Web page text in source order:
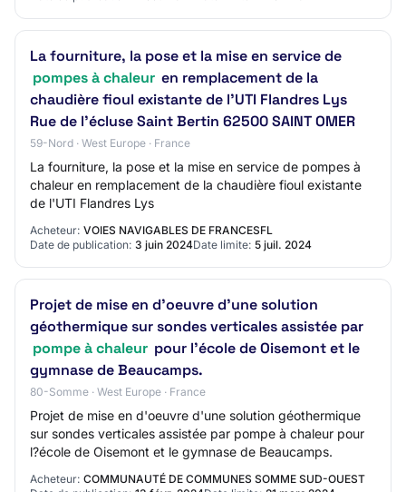
La fourniture, la pose et la mise en service de
pompes à chaleur en remplacement de la
chaudière fioul existante de l'UTI Flandres Lys
Rue de l'écluse Saint Bertin 62500 SAINT OMER
59-Nord · West Europe · France
La fourniture, la pose et la mise en service de pompes à
chaleur en remplacement de la chaudière fioul existante
de l'UTI Flandres Lys
Acheteur: VOIES NAVIGABLES DE FRANCESFL
Date de publication: 3 juin 2024Date limite: 5 juil. 2024
Projet de mise en d'oeuvre d'une solution
géothermique sur sondes verticales assistée par
pompe à chaleur pour l'école de Oisemont et le
gymnase de Beaucamps.
80-Somme · West Europe · France
Projet de mise en d'oeuvre d'une solution géothermique
sur sondes verticales assistée par pompe à chaleur pour
l?école de Oisemont et le gymnase de Beaucamps.
Acheteur: COMMUNAUTÉ DE COMMUNES SOMME SUD-OUEST